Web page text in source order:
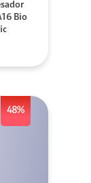
Bio
48%